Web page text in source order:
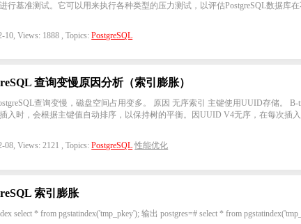
行基准测试。它可以用来执行各种类型的压力测试，以评估PostgreSQL数据库在
10, Views: 1888 , Topics:PostgreSQL
查询变慢原因分析（索引膨胀）
查询变慢，磁盘空间占用变多。 原因 无序索引 主键使用UUID存储。 B-
入时，会根据主键值自动排序，以保持树的平衡。因UUID V4无序，在每次插
08, Views: 2121 , Topics:PostgreSQL 性能优化
索引膨胀
select * from pgstatindex('tmp_pkey'); 输出 postgres=# select * from